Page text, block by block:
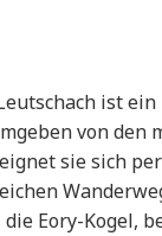
ist
von
sie sich
Eory-Kogel,